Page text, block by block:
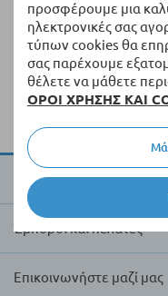
προσφέρουμε μια
ηλεκτρονικές σας
τύπων cookies θα
σας παρέχουμε
θέλετε να μάθετε
ΟΡΟΙ ΧΡΗΣΗΣ ΚΑΙ
Μια ποικιλία
απόθεμα
Γρήγορη
Παράδοση
διαθέσιμα
Για την Raya Toys
Έμποροι και πελάτες
Επικοινωνήστε μαζί μας